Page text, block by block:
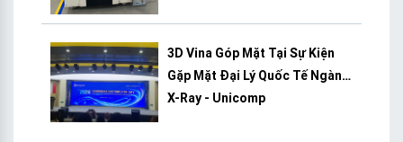
3D Vina Góp Mặt Tại Sự Kiện
Gặp Mặt Đại Lý Quốc Tế Ngành
X-Ray - Unicomp